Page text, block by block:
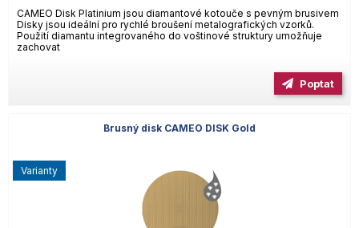
CAMEO Disk Platinium jsou diamantové kotouče s pevným brusivem
Disky jsou ideální pro rychlé broušení metalografických vzorků.
Použití diamantu integrovaného do voštinové struktury umožňuje
zachovat
Poptat
Brusný disk CAMEO DISK Gold
varianty